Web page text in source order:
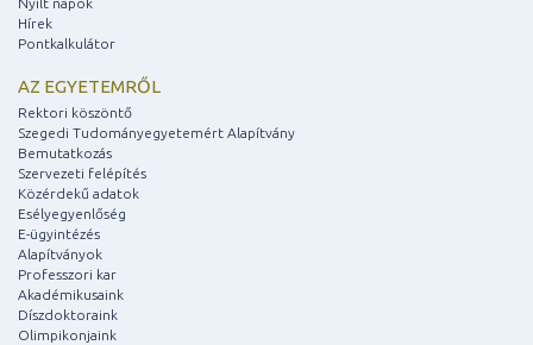
Nyílt napok
Hírek
Pontkalkulátor
AZ EGYETEMRŐL
Rektori köszöntő
Szegedi Tudományegyetemért Alapítvány
Bemutatkozás
Szervezeti felépítés
Közérdekű adatok
Esélyegyenlőség
E-ügyintézés
Alapítványok
Professzori kar
Akadémikusaink
Díszdoktoraink
Olimpikonjaink